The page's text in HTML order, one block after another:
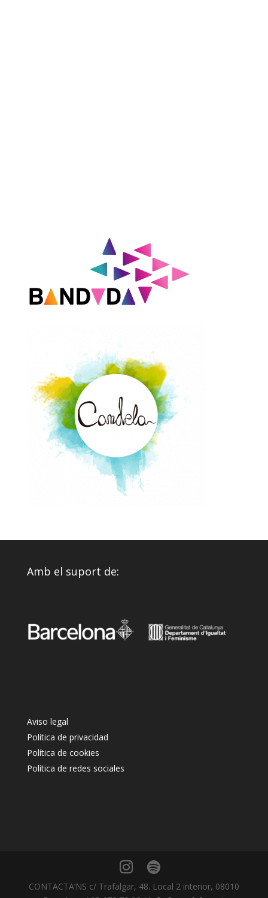
Amb el suport de:
Aviso legal
Política de privacidad
Política de cookies
Política de redes sociales
CONTACTA’NS c/ Trafalgar, 48. Local 2 interior, 08010